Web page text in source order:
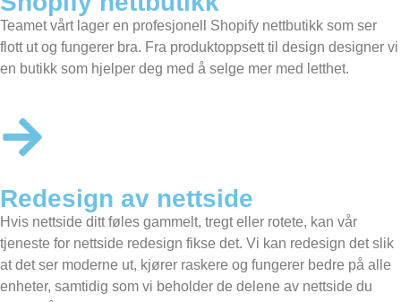
Teamet vårt lager en profesjonell Shopify nettbutikk som ser
flott ut og fungerer bra. Fra produktoppsett til design designer vi
en butikk som hjelper deg med å selge mer med letthet.
Redesign av nettside
Hvis nettside ditt føles gammelt, tregt eller rotete, kan vår
tjeneste for nettside redesign fikse det. Vi kan redesign det slik
at det ser moderne ut, kjører raskere og fungerer bedre på alle
enheter, samtidig som vi beholder de delene av nettside du